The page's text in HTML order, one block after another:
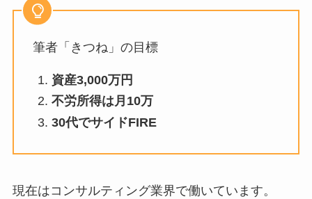
筆者「きつね」の目標
資産3,000万円
不労所得は月10万
30代でサイドFIRE
現在はコンサルティング業界で働いています。